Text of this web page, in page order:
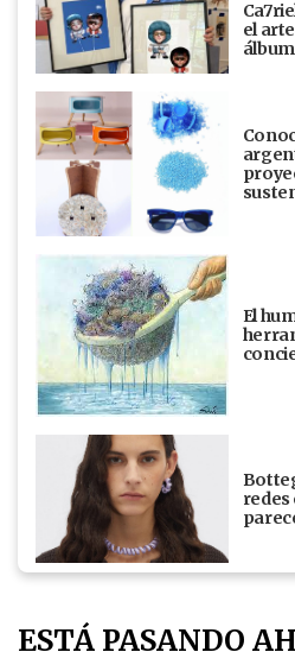
el
álbum
El
redes
ESTÁ PASANDO